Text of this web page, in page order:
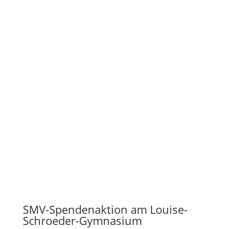
SMV-Spenden­ak­tion am Louise-
Schroeder-Gymna­sium